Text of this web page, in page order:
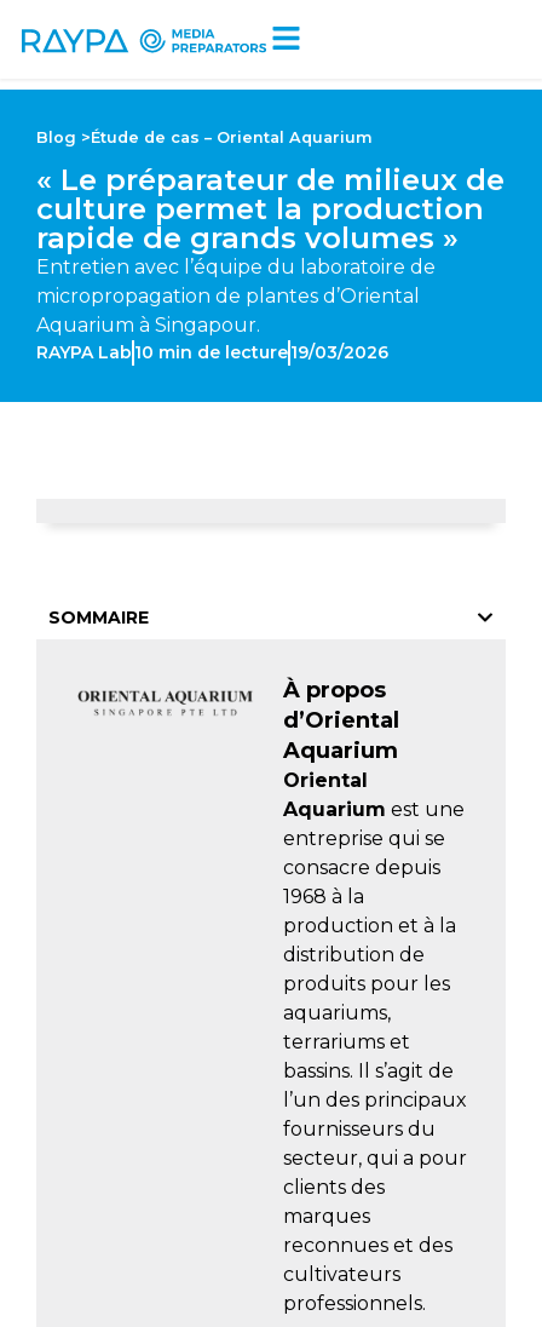
Blog >Étude de cas – Oriental Aquarium
« Le préparateur de milieux de
culture permet la production
rapide de grands volumes »
Entretien avec l’équipe du laboratoire de
micropropagation de plantes d’Oriental
Aquarium à Singapour.
RAYPA Lab 10 min de lecture19/03/2026
SOMMAIRE
À propos
d’Oriental
Aquarium
Oriental
Aquarium est une
entreprise qui se
consacre depuis
1968 à la
production et à la
distribution de
produits pour les
aquariums,
terrariums et
bassins. Il s’agit de
l’un des principaux
fournisseurs du
secteur, qui a pour
clients des
marques
reconnues et des
cultivateurs
professionnels.